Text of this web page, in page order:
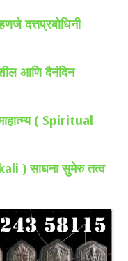
दत्तप्रबोधिनी
आणि दैनंदिन
( Spiritual
) साधना सुमेरु तत्व